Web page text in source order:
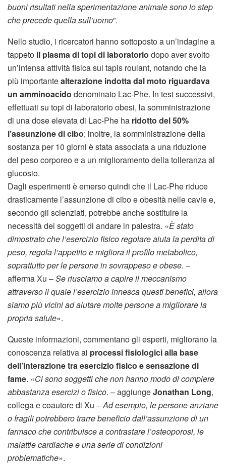
buoni risultati nella sperimentazione animale sono lo step
che precede quella sull’uomo”.
Nello studio, i ricercatori hanno sottoposto a un’indagine a
tappeto il plasma di topi di laboratorio dopo aver svolto
un’intensa attività fisica sul tapis roulant, notando che la
più importantealterazione indotta dal moto riguardava
un amminoacido denominato Lac-Phe. In test successivi,
effettuati su topi di laboratorio obesi, la somministrazione
di una dose elevata di Lac-Phe ha ridotto del 50%
l’assunzione di cibo; inoltre, la somministrazione della
sostanza per 10 giorni è stata associata a una riduzione
del peso corporeo e a un miglioramento della tolleranza al
glucosio.
Dagli esperimenti è emerso quindi che il Lac-Phe riduce
drasticamente l’assunzione di cibo e obesità nelle cavie e,
secondo gli scienziati, potrebbe anche sostituire la
necessità dei soggetti di andare in palestra. «È stato
dimostrato che l’esercizio fisico regolare aiuta la perdita di
peso, regola l’appetito e migliora il profilo metabolico,
soprattutto per le persone in sovrappeso e obese. –
afferma Xu –Se riusciamo a capire il meccanismo
attraverso il quale l’esercizio innesca questi benefici, allora
siamo più vicini ad aiutare molte persone a migliorare la
propria salute».
Queste informazioni, commentano gli esperti, migliorano la
conoscenza relativa ai processi fisiologici alla base
dell’interazione tra esercizio fisico e sensazione di
fame. «Ci sono soggetti che non hanno modo di compiere
abbastanza esercizi o fisico. – aggiungeJonathan Long,
collega e coautore di Xu –Ad esempio, le persone anziane
o fragili potrebbero trarre beneficio dall’assunzione di un
farmaco che contribuisce a contrastare l’osteoporosi, le
malattie cardiache e una serie di condizioni
problematiche».